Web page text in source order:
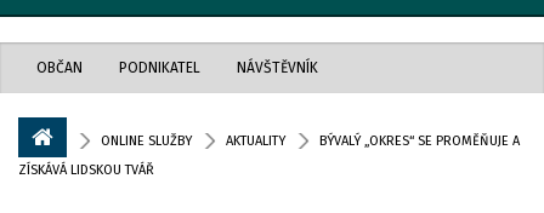
OBČAN PODNIKATEL NÁVŠTĚVNÍK
ONLINE SLUŽBY AKTUALITY
BÝVALÝ „OKRES“ SE PROMĚŇUJE A
ZÍSKÁVÁ LIDSKOU TVÁŘ